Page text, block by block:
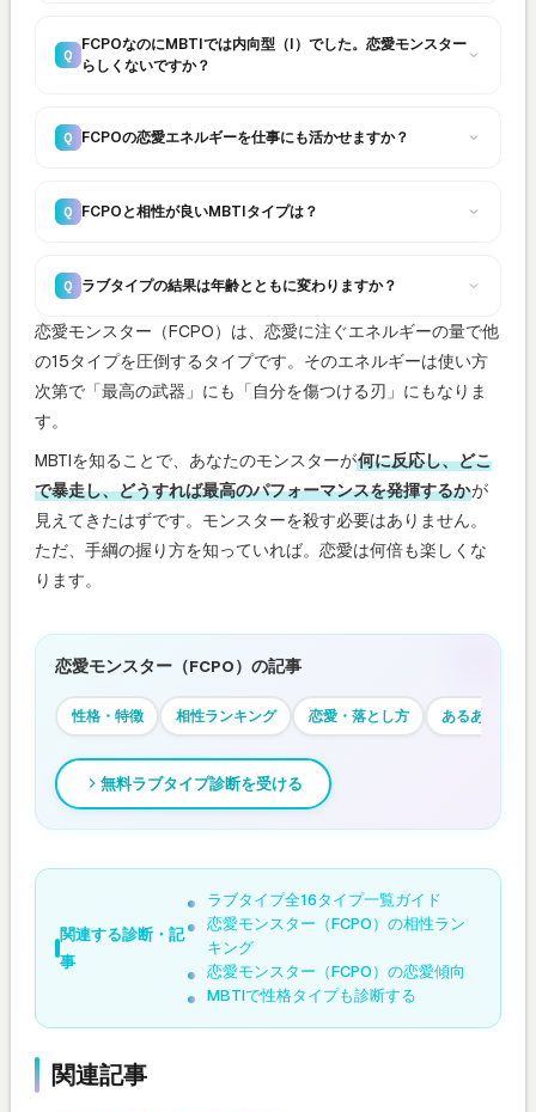
Q
FCPOなのにMBTIでは内向型（I）でした。恋愛モンスター
らしくないですか？
Q FCPOの恋愛エネルギーを仕事にも活かせますか？
Q FCPOと相性が良いMBTIタイプは？
Q ラブタイプの結果は年齢とともに変わりますか？
恋愛モンスター（FCPO）は、恋愛に注ぐエネルギーの量で他
の15タイプを圧倒するタイプです。そのエネルギーは使い方
次第で「最高の武器」にも「自分を傷つける刃」にもなりま
す。
MBTIを知ることで、あなたのモンスターが何に反応し、どこ
で暴走し、どうすれば最高のパフォーマンスを発揮するかが
見えてきたはずです。モンスターを殺す必要はありません。
ただ、手綱の握り方を知っていれば。恋愛は何倍も楽しくな
ります。
恋愛モンスター（FCPO）の記事
性格・特徴 相性ランキング 恋愛・落とし方 あるある
無料ラブタイプ診断を受ける
関連する診断・記
事
ラブタイプ全16タイプ一覧ガイド
恋愛モンスター（FCPO）の相性ラン
キング
恋愛モンスター（FCPO）の恋愛傾向
MBTIで性格タイプも診断する
関連記事